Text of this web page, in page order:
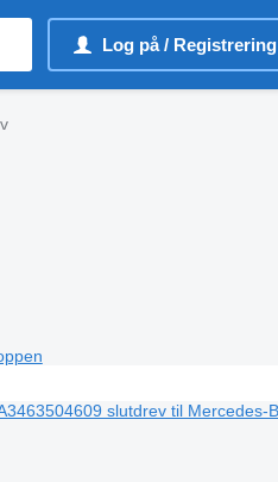
Log på / Registrering